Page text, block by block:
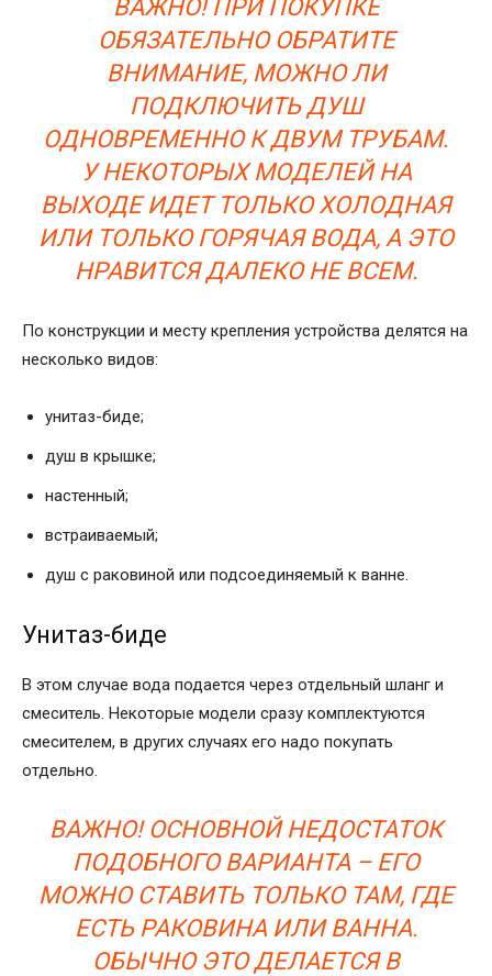
ВАЖНО! ПРИ ПОКУПКЕ
ОБЯЗАТЕЛЬНО ОБРАТИТЕ
ВНИМАНИЕ, МОЖНО ЛИ
ПОДКЛЮЧИТЬ ДУШ
ОДНОВРЕМЕННО К ДВУМ ТРУБАМ.
У НЕКОТОРЫХ МОДЕЛЕЙ НА
ВЫХОДЕ ИДЕТ ТОЛЬКО ХОЛОДНАЯ
ИЛИ ТОЛЬКО ГОРЯЧАЯ ВОДА, А ЭТО
НРАВИТСЯ ДАЛЕКО НЕ ВСЕМ.
По конструкции и месту крепления устройства делятся на
несколько видов:
унитаз-биде;
душ в крышке;
настенный;
встраиваемый;
душ с раковиной или подсоединяемый к ванне.
Унитаз-биде
В этом случае вода подается через отдельный шланг и
смеситель. Некоторые модели сразу комплектуются
смесителем, в других случаях его надо покупать
отдельно.
ВАЖНО! ОСНОВНОЙ НЕДОСТАТОК
ПОДОБНОГО ВАРИАНТА – ЕГО
МОЖНО СТАВИТЬ ТОЛЬКО ТАМ, ГДЕ
ЕСТЬ РАКОВИНА ИЛИ ВАННА.
ОБЫЧНО ЭТО ДЕЛАЕТСЯ В